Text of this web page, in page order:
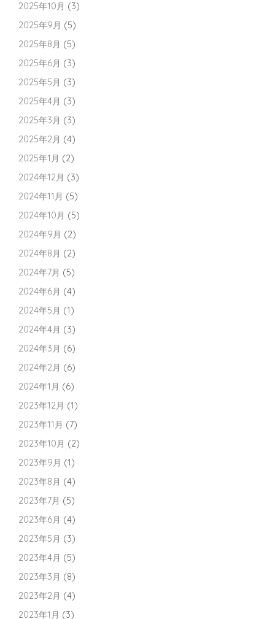
2025年10月 (3)
2025年9月 (5)
2025年8月 (5)
2025年6月 (3)
2025年5月 (3)
2025年4月 (3)
2025年3月 (3)
2025年2月 (4)
2025年1月 (2)
2024年12月 (3)
2024年11月 (5)
2024年10月 (5)
2024年9月 (2)
2024年8月 (2)
2024年7月 (5)
2024年6月 (4)
2024年5月 (1)
2024年4月 (3)
2024年3月 (6)
2024年2月 (6)
2024年1月 (6)
2023年12月 (1)
2023年11月 (7)
2023年10月 (2)
2023年9月 (1)
2023年8月 (4)
2023年7月 (5)
2023年6月 (4)
2023年5月 (3)
2023年4月 (5)
2023年3月 (8)
2023年2月 (4)
2023年1月 (3)